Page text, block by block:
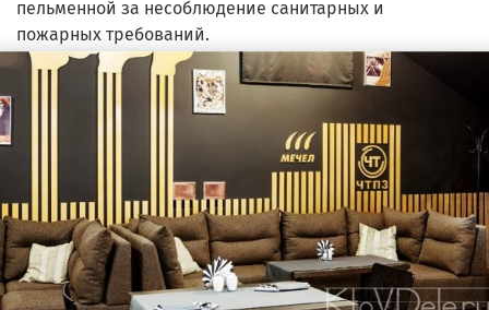
пельменной за несоблюдение санитарных и
пожарных требований.